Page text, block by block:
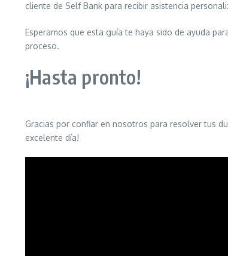
cliente de Self Bank para recibir asistencia
Esperamos que esta guía te haya sido de ayuda
proceso.
¡Hasta pronto!
Gracias por confiar en nosotros para resolver tus
excelente día!